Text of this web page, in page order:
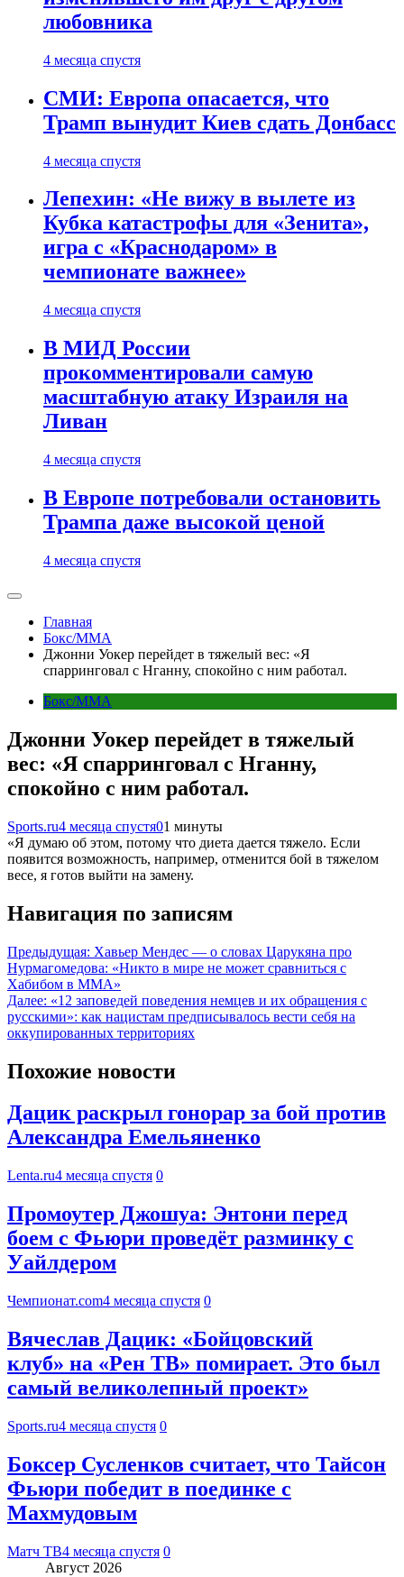
любовника
4 месяца спустя
СМИ: Европа опасается, что
Трамп вынудит Киев сдать Донбасс
4 месяца спустя
Лепехин: «Не вижу в вылете из
Кубка катастрофы для «Зенита»,
игра с «Краснодаром» в
чемпионате важнее»
4 месяца спустя
В МИД России
прокомментировали самую
масштабную атаку Израиля на
Ливан
4 месяца спустя
В Европе потребовали остановить
Трампа даже высокой ценой
4 месяца спустя
Главная
Бокс/MMA
Джонни Уокер перейдет в тяжелый вес: «Я
спарринговал с Нганну, спокойно с ним работал.
Бокс/MMA
Джонни Уокер перейдет в тяжелый
вес: «Я спарринговал с Нганну,
спокойно с ним работал.
Sports.ru4 месяца спустя01 минуты
«Я думаю об этом, потому что диета дается тяжело. Если
появится возможность, например, отменится бой в тяжелом
весе, я готов выйти на замену.
Навигация по записям
Предыдущая: Хавьер Мендес — о словах Царукяна про
Нурмагомедова: «Никто в мире не может сравниться с
Хабибом в MMA»
Далее: «12 заповедей поведения немцев и их обращения с
русскими»: как нацистам предписывалось вести себя на
оккупированных территориях
Похожие новости
Дацик раскрыл гонорар за бой против
Александра Емельяненко
Lenta.ru4 месяца спустя 0
Промоутер Джошуа: Энтони перед
боем с Фьюри проведёт разминку с
Уайлдером
Чемпионат.com4 месяца спустя 0
Вячеслав Дацик: «Бойцовский
клуб» на «Рен ТВ» помирает. Это был
самый великолепный проект»
Sports.ru4 месяца спустя 0
Боксер Сусленков считает, что Тайсон
Фьюри победит в поединке с
Махмудовым
Матч ТВ4 месяца спустя 0
Август 2026